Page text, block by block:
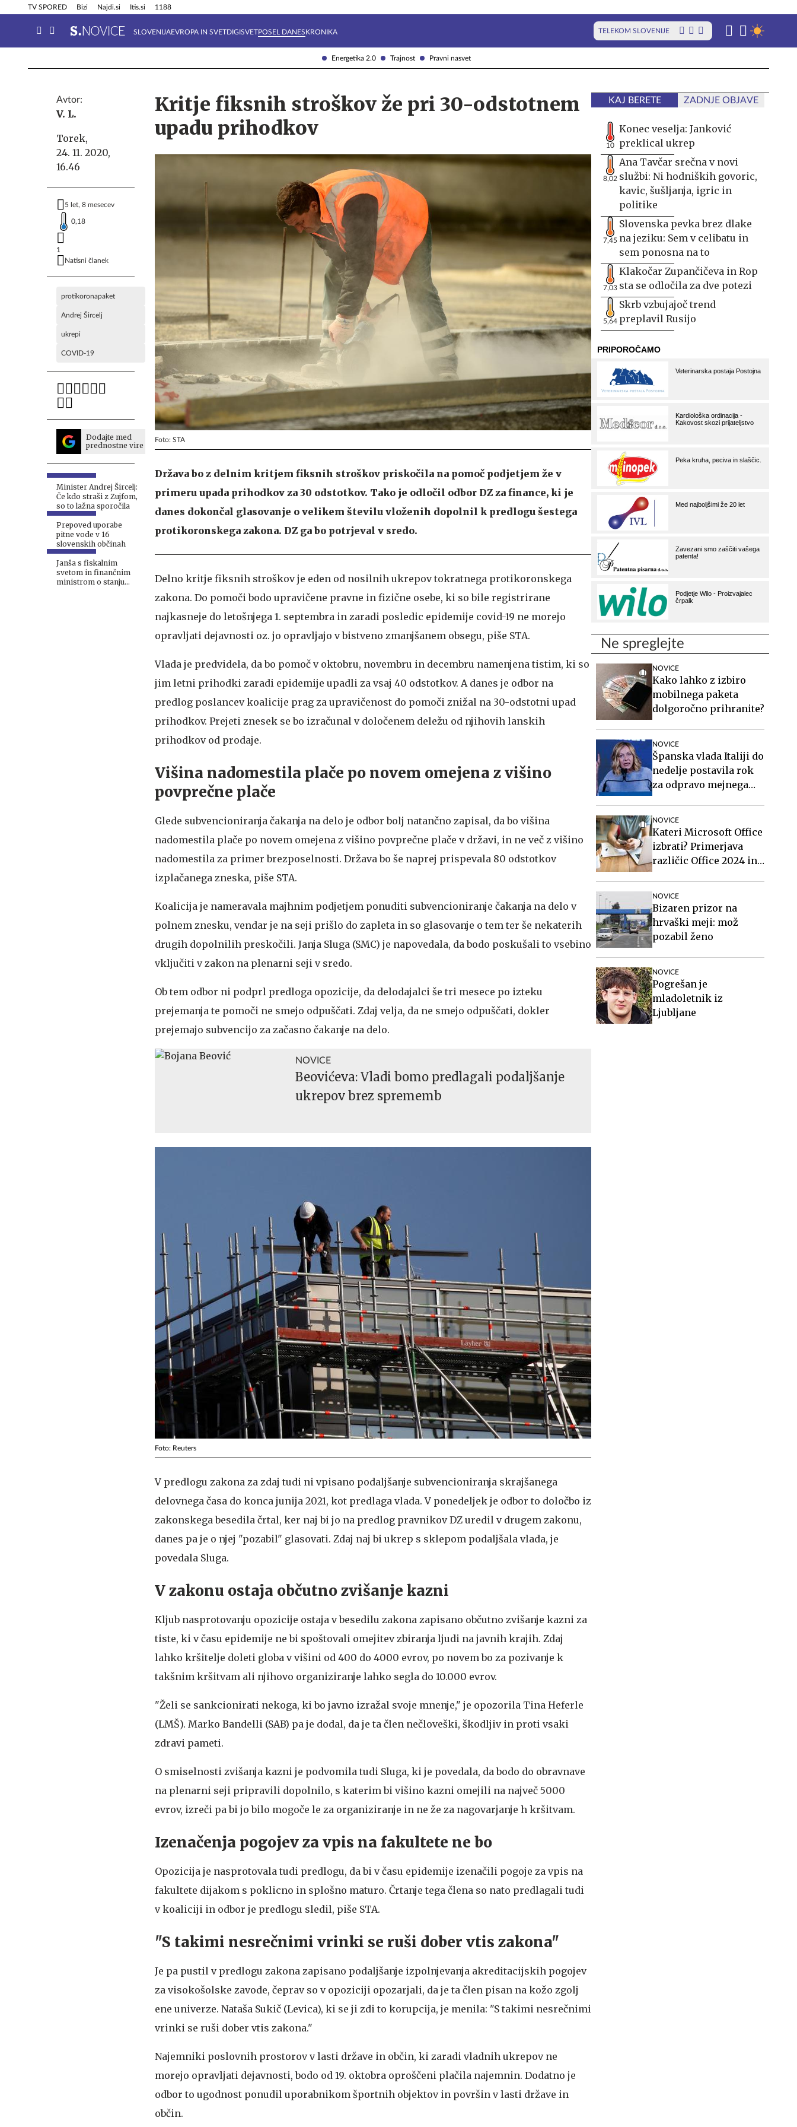
Energetika 2.0 Trajnost Pravni nasvet
TV SPORED Bizi Najdi.si Itis.si 1188
SLOVENIJAEVROPA IN SVETDIGISVETPOSEL DANESKRONIKA TELEKOM SLOVENIJE
Info in obvestila Tehnik
Avtor:
V. L.
Torek,
24. 11. 2020,
16.46
5 let, 8 mesecev
0,18
1
Natisni članek
protikoronapaket
Andrej Šircelj
ukrepi
COVID-19
Dodajte med
prednostne vire
Minister Andrej Šircelj:
Če kdo straši z Zujfom,
so to lažna sporočila
Prepoved uporabe
pitne vode v 16
slovenskih občinah
Janša s fiskalnim
svetom in finančnim
ministrom o stanju
Kritje fiksnih stroškov že pri 30-odstotnem
upadu prihodkov
Foto: STA
Država bo z delnim kritjem fiksnih stroškov priskočila na pomoč podjetjem že v
primeru upada prihodkov za 30 odstotkov. Tako je odločil odbor DZ za finance, ki je
danes dokončal glasovanje o velikem številu vloženih dopolnil k predlogu šestega
protikoronskega zakona. DZ ga bo potrjeval v sredo.
Delno kritje fiksnih stroškov je eden od nosilnih ukrepov tokratnega protikoronskega
zakona. Do pomoči bodo upravičene pravne in fizične osebe, ki so bile registrirane
najkasneje do letošnjega 1. septembra in zaradi posledic epidemije covid-19 ne morejo
opravljati dejavnosti oz. jo opravljajo v bistveno zmanjšanem obsegu, piše STA.
Vlada je predvidela, da bo pomoč v oktobru, novembru in decembru namenjena tistim, ki so
jim letni prihodki zaradi epidemije upadli za vsaj 40 odstotkov. A danes je odbor na
predlog poslancev koalicije prag za upravičenost do pomoči znižal na 30-odstotni upad
prihodkov. Prejeti znesek se bo izračunal v določenem deležu od njihovih lanskih
prihodkov od prodaje.
Višina nadomestila plače po novem omejena z višino
povprečne plače
Glede subvencioniranja čakanja na delo je odbor bolj natančno zapisal, da bo višina
nadomestila plače po novem omejena z višino povprečne plače v državi, in ne več z višino
nadomestila za primer brezposelnosti. Država bo še naprej prispevala 80 odstotkov
izplačanega zneska, piše STA.
Koalicija je nameravala majhnim podjetjem ponuditi subvencioniranje čakanja na delo v
polnem znesku, vendar je na seji prišlo do zapleta in so glasovanje o tem ter še nekaterih
drugih dopolnilih preskočili. Janja Sluga (SMC) je napovedala, da bodo poskušali to vsebino
vključiti v zakon na plenarni seji v sredo.
Ob tem odbor ni podprl predloga opozicije, da delodajalci še tri mesece po izteku
prejemanja te pomoči ne smejo odpuščati. Zdaj velja, da ne smejo odpuščati, dokler
prejemajo subvencijo za začasno čakanje na delo.
NOVICE
Beovićeva: Vladi bomo predlagali podaljšanje
ukrepov brez sprememb
Foto: Reuters
V predlogu zakona za zdaj tudi ni vpisano podaljšanje subvencioniranja skrajšanega
delovnega časa do konca junija 2021, kot predlaga vlada. V ponedeljek je odbor to določbo iz
zakonskega besedila črtal, ker naj bi jo na predlog pravnikov DZ uredil v drugem zakonu,
danes pa je o njej "pozabil" glasovati. Zdaj naj bi ukrep s sklepom podaljšala vlada, je
povedala Sluga.
V zakonu ostaja občutno zvišanje kazni
Kljub nasprotovanju opozicije ostaja v besedilu zakona zapisano občutno zvišanje kazni za
tiste, ki v času epidemije ne bi spoštovali omejitev zbiranja ljudi na javnih krajih. Zdaj
lahko kršitelje doleti globa v višini od 400 do 4000 evrov, po novem bo za pozivanje k
takšnim kršitvam ali njihovo organiziranje lahko segla do 10.000 evrov.
"Želi se sankcionirati nekoga, ki bo javno izražal svoje mnenje," je opozorila Tina Heferle
(LMŠ). Marko Bandelli (SAB) pa je dodal, da je ta člen nečloveški, škodljiv in proti vsaki
zdravi pameti.
O smiselnosti zvišanja kazni je podvomila tudi Sluga, ki je povedala, da bodo do obravnave
na plenarni seji pripravili dopolnilo, s katerim bi višino kazni omejili na največ 5000
evrov, izreči pa bi jo bilo mogoče le za organiziranje in ne že za nagovarjanje h kršitvam.
Izenačenja pogojev za vpis na fakultete ne bo
Opozicija je nasprotovala tudi predlogu, da bi v času epidemije izenačili pogoje za vpis na
fakultete dijakom s poklicno in splošno maturo. Črtanje tega člena so nato predlagali tudi
v koaliciji in odbor je predlogu sledil, piše STA.
"S takimi nesrečnimi vrinki se ruši dober vtis zakona"
Je pa pustil v predlogu zakona zapisano podaljšanje izpolnjevanja akreditacijskih pogojev
za visokošolske zavode, čeprav so v opoziciji opozarjali, da je ta člen pisan na kožo zgolj
ene univerze. Nataša Sukič (Levica), ki se ji zdi to korupcija, je menila: "S takimi nesrečnimi
vrinki se ruši dober vtis zakona."
Najemniki poslovnih prostorov v lasti države in občin, ki zaradi vladnih ukrepov ne
morejo opravljati dejavnosti, bodo od 19. oktobra oproščeni plačila najemnin. Dodatno je
odbor to ugodnost ponudil uporabnikom športnih objektov in površin v lasti države in
občin.
KAJ BERETE ZADNJE OBJAVE
10
Konec veselja: Janković
preklical ukrep
8,02
Ana Tavčar srečna v novi
službi: Ni hodniških govoric,
kavic, šušljanja, igric in
politike
7,45
Slovenska pevka brez dlake
na jeziku: Sem v celibatu in
sem ponosna na to
7,03
Klakočar Zupančičeva in Rop
sta se odločila za dve potezi
5,64
Skrb vzbujajoč trend
preplavil Rusijo
Ne spreglejte
NOVICE
Kako lahko z izbiro
mobilnega paketa
dolgoročno prihranite?
NOVICE
Španska vlada Italiji do
nedelje postavila rok
za odpravo mejnega
NOVICE
Kateri Microsoft Office
izbrati? Primerjava
različic Office 2024 in
NOVICE
Bizaren prizor na
hrvaški meji: mož
pozabil ženo
NOVICE
Pogrešan je
mladoletnik iz
Ljubljane